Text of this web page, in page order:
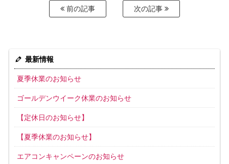
前の記事 次の記事
最新情報
夏季休業のお知らせ
ゴールデンウイーク休業のお知らせ
【定休日のお知らせ】
【夏季休業のお知らせ】
エアコンキャンペーンのお知らせ